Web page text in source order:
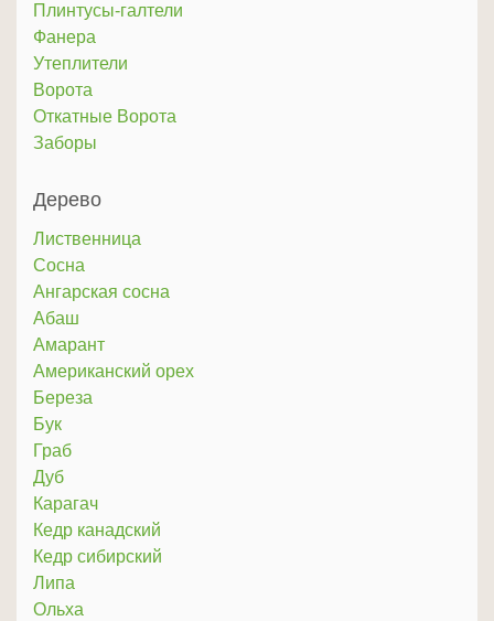
Плинтусы-галтели
Фанера
Утеплители
Ворота
Откатные Ворота
Заборы
Дерево
Лиственница
Сосна
Ангарская сосна
Абаш
Амарант
Американский орех
Береза
Бук
Граб
Дуб
Карагач
Кедр канадский
Кедр сибирский
Липа
Ольха